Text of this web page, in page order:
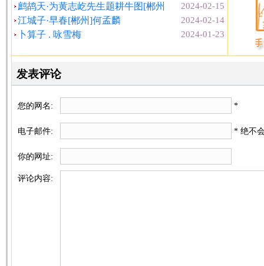
2024-02-15
鹧鸪天·为黄志屹先生题耕牛图[郴州
2024-02-14
江城子·早春[郴州]何孟麟
2024-01-23
卜算子 . 咏雪梅
发表评论
您的网名: *
电子邮件: * 绝不
你的网址:
评论内容: